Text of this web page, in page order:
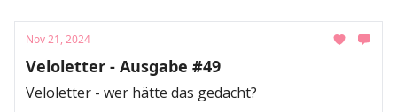
Nov 21, 2024
Veloletter - Ausgabe #49
Veloletter - wer hätte das gedacht?